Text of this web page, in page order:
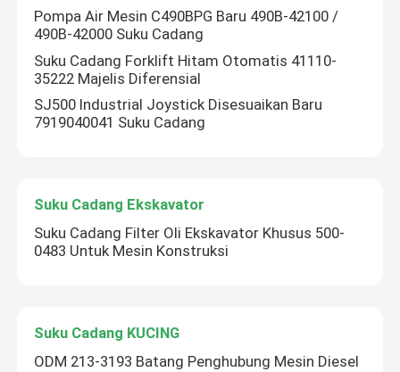
Pompa Air Mesin C490BPG Baru 490B-42100 /
490B-42000 Suku Cadang
Suku Cadang Forklift Hitam Otomatis 41110-
35222 Majelis Diferensial
SJ500 Industrial Joystick Disesuaikan Baru
7919040041 Suku Cadang
Suku Cadang Ekskavator
Suku Cadang Filter Oli Ekskavator Khusus 500-
0483 Untuk Mesin Konstruksi
Suku Cadang KUCING
ODM 213-3193 Batang Penghubung Mesin Diesel